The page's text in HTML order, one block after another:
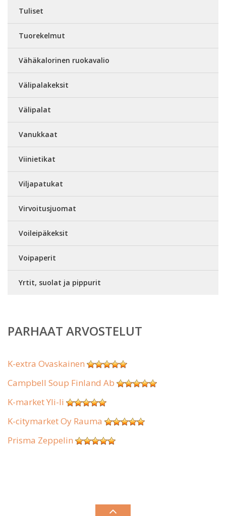
Tuliset
Tuorekelmut
Vähäkalorinen ruokavalio
Välipalakeksit
Välipalat
Vanukkaat
Viinietikat
Viljapatukat
Virvoitusjuomat
Voileipäkeksit
Voipaperit
Yrtit, suolat ja pippurit
PARHAAT ARVOSTELUT
K-extra Ovaskainen
Campbell Soup Finland Ab
K-market Yli-Ii
K-citymarket Oy Rauma
Prisma Zeppelin